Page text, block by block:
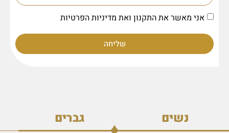
אני מאשר את התקנון ואת מדיניות הפרטיות
שליחה
גברים נשים